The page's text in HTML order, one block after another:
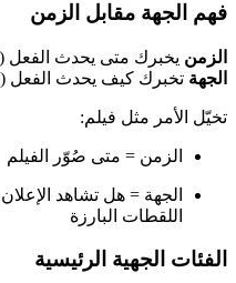
فهم الجهة مقابل الزمن
الزمن يخبرك متى يحدث
الجهة تخبرك كيف يحدث الفعل
تخيّل الأمر مثل فيلم:
الزمن = متى صُوّر الفيلم
الجهة = هل تشاهد
اللقطات البارزة
الفئات الجهية الرئيسية